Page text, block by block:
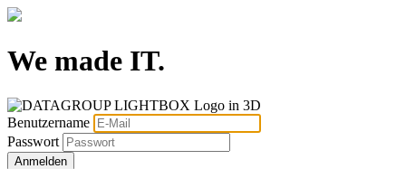
We made IT.
Benutzername
Passwort
Anmelden